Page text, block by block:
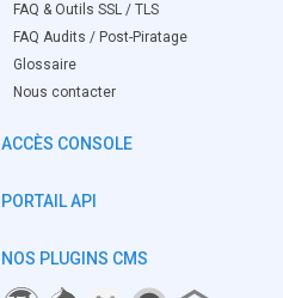
FAQ & Outils SSL / TLS
FAQ Audits / Post-Piratage
Glossaire
Nous contacter
ACCÈS CONSOLE
PORTAIL API
NOS PLUGINS CMS